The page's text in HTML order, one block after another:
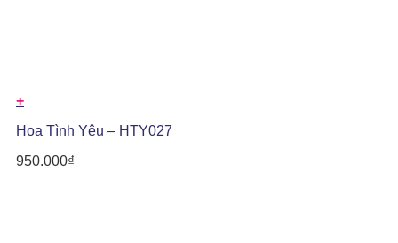
+
Hoa Tình Yêu – HTY027
950.000₫